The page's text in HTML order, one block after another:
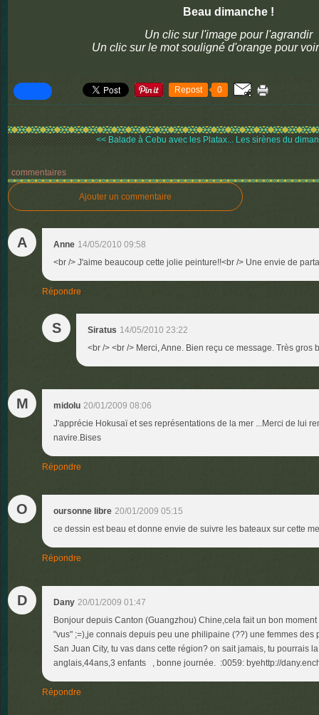
Beau dimanche !
Un clic sur l'image pour l'agrandir
Un clic sur le mot souligné d'orange pour
Repost 0
<< Balade à Cebu avec les Platax... Les sirènes du
commentaires
Ajouter un commentaire
A Anne 14/05/2010 09:58
<br /> J'aime beaucoup cette jolie peinture!!<br /> Une envie de
Répondre
S Siratus 14/05/2010 23:22
<br /> <br /> Merci, Anne. Bien reçu ce message. Très gros
M midolu 20/01/2009 08:06
J'apprécie Hokusaï et ses représentations de la mer ...Merci de lui
navire.Bises
Répondre
O oursonne libre 20/01/2009 05:15
ce dessin est beau et donne envie de suivre les bateaux sur cette
Répondre
D Dany 20/01/2009 01:47
Bonjour depuis Canton (Guangzhou) Chine,cela fait un bon
"vus" ;=),je connais depuis peu une philipaine (??) une femmes
San Juan City, tu vas dans cette région? on sait jamais, tu pourrais
anglais,44ans,3 enfants , bonne journée. :0059: byehttp://
Répondre